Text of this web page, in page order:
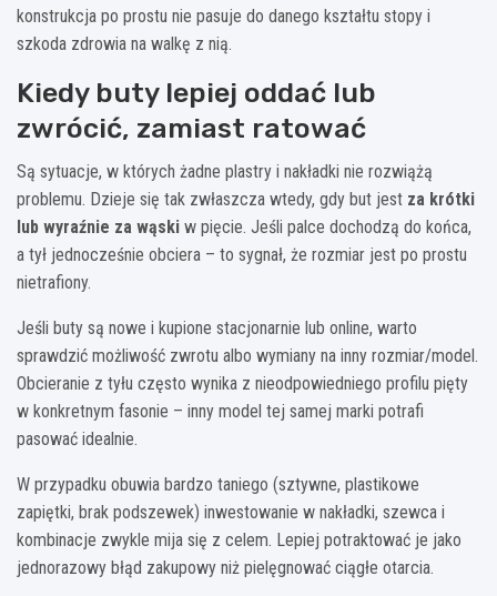
konstrukcja po prostu nie pasuje do danego kształtu stopy i
szkoda zdrowia na walkę z nią.
Kiedy buty lepiej oddać lub
zwrócić, zamiast ratować
Są sytuacje, w których żadne plastry i nakładki nie rozwiążą
problemu. Dzieje się tak zwłaszcza wtedy, gdy but jest za krótki
lub wyraźnie za wąski w pięcie. Jeśli palce dochodzą do końca,
a tył jednocześnie obciera – to sygnał, że rozmiar jest po prostu
nietrafiony.
Jeśli buty są nowe i kupione stacjonarnie lub online, warto
sprawdzić możliwość zwrotu albo wymiany na inny rozmiar/model.
Obcieranie z tyłu często wynika z nieodpowiedniego profilu pięty
w konkretnym fasonie – inny model tej samej marki potrafi
pasować idealnie.
W przypadku obuwia bardzo taniego (sztywne, plastikowe
zapiętki, brak podszewek) inwestowanie w nakładki, szewca i
kombinacje zwykle mija się z celem. Lepiej potraktować je jako
jednorazowy błąd zakupowy niż pielęgnować ciągłe otarcia.